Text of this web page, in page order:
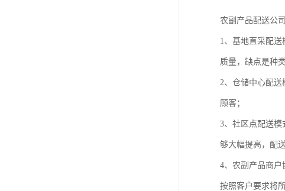
农副产品配送公
1、基地直采配
质量，缺点是种
2、仓储中心配
顾客；
3、社区点配送
够大幅提高，配
4、农副产品商
按照客户要求将